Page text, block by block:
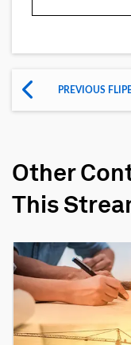
PREVIOUS
Other
This